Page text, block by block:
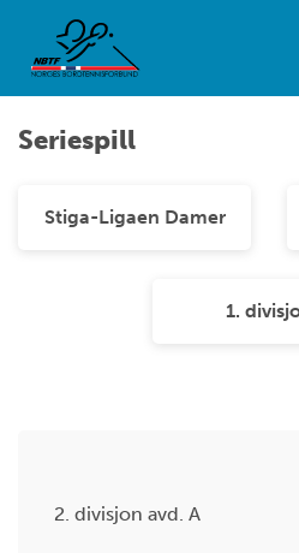
Seriespill
Stiga-Ligaen Damer
1.
2. divisjon avd. A